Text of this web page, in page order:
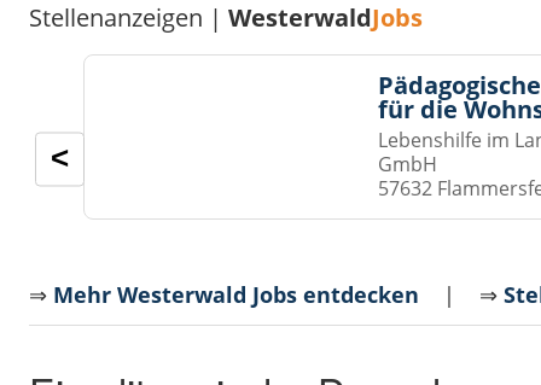
Stellenanzeigen |WesterwaldJobs
für die
Lebenshilfe im
GmbH
57632
<
⇒ Mehr Westerwald Jobs entdecken | ⇒